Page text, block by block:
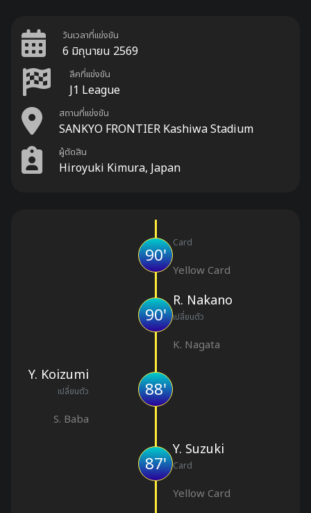
วันเวลาที่แข่งขัน
6 มิถุนายน 2569
ลีคที่แข่งขัน
J1 League
สถานที่แข่งขัน
SANKYO FRONTIER Kashiwa Stadium
ผู้ตัดสิน
Hiroyuki Kimura, Japan
90'
Card
Yellow Card
90'
R. Nakano
เปลี่ยนตัว
K. Nagata
88'
Y. Koizumi
เปลี่ยนตัว
S. Baba
87'
Y. Suzuki
Card
Yellow Card